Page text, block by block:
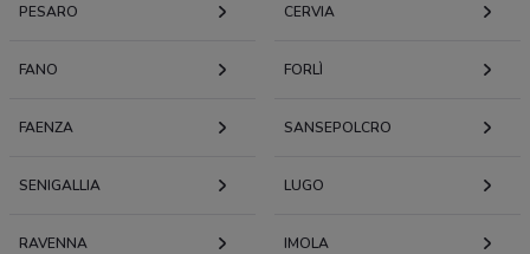
PESARO CERVIA
FANO FORLÌ
FAENZA SANSEPOLCRO
SENIGALLIA LUGO
RAVENNA IMOLA